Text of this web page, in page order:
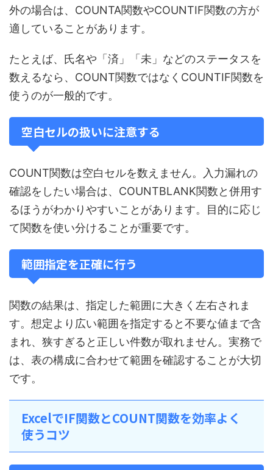
外の場合は、COUNTA関数やCOUNTIF関数の方が
適していることがあります。
たとえば、氏名や「済」「未」などのステータスを
数えるなら、COUNT関数ではなくCOUNTIF関数を
使うのが一般的です。
空白セルの扱いに注意する
COUNT関数は空白セルを数えません。入力漏れの
確認をしたい場合は、COUNTBLANK関数と併用す
るほうがわかりやすいことがあります。目的に応じ
て関数を使い分けることが重要です。
範囲指定を正確に行う
関数の結果は、指定した範囲に大きく左右されま
す。想定より広い範囲を指定すると不要な値まで含
まれ、狭すぎると正しい件数が取れません。実務で
は、表の構成に合わせて範囲を確認することが大切
です。
ExcelでIF関数とCOUNT関数を効率よく
使うコツ